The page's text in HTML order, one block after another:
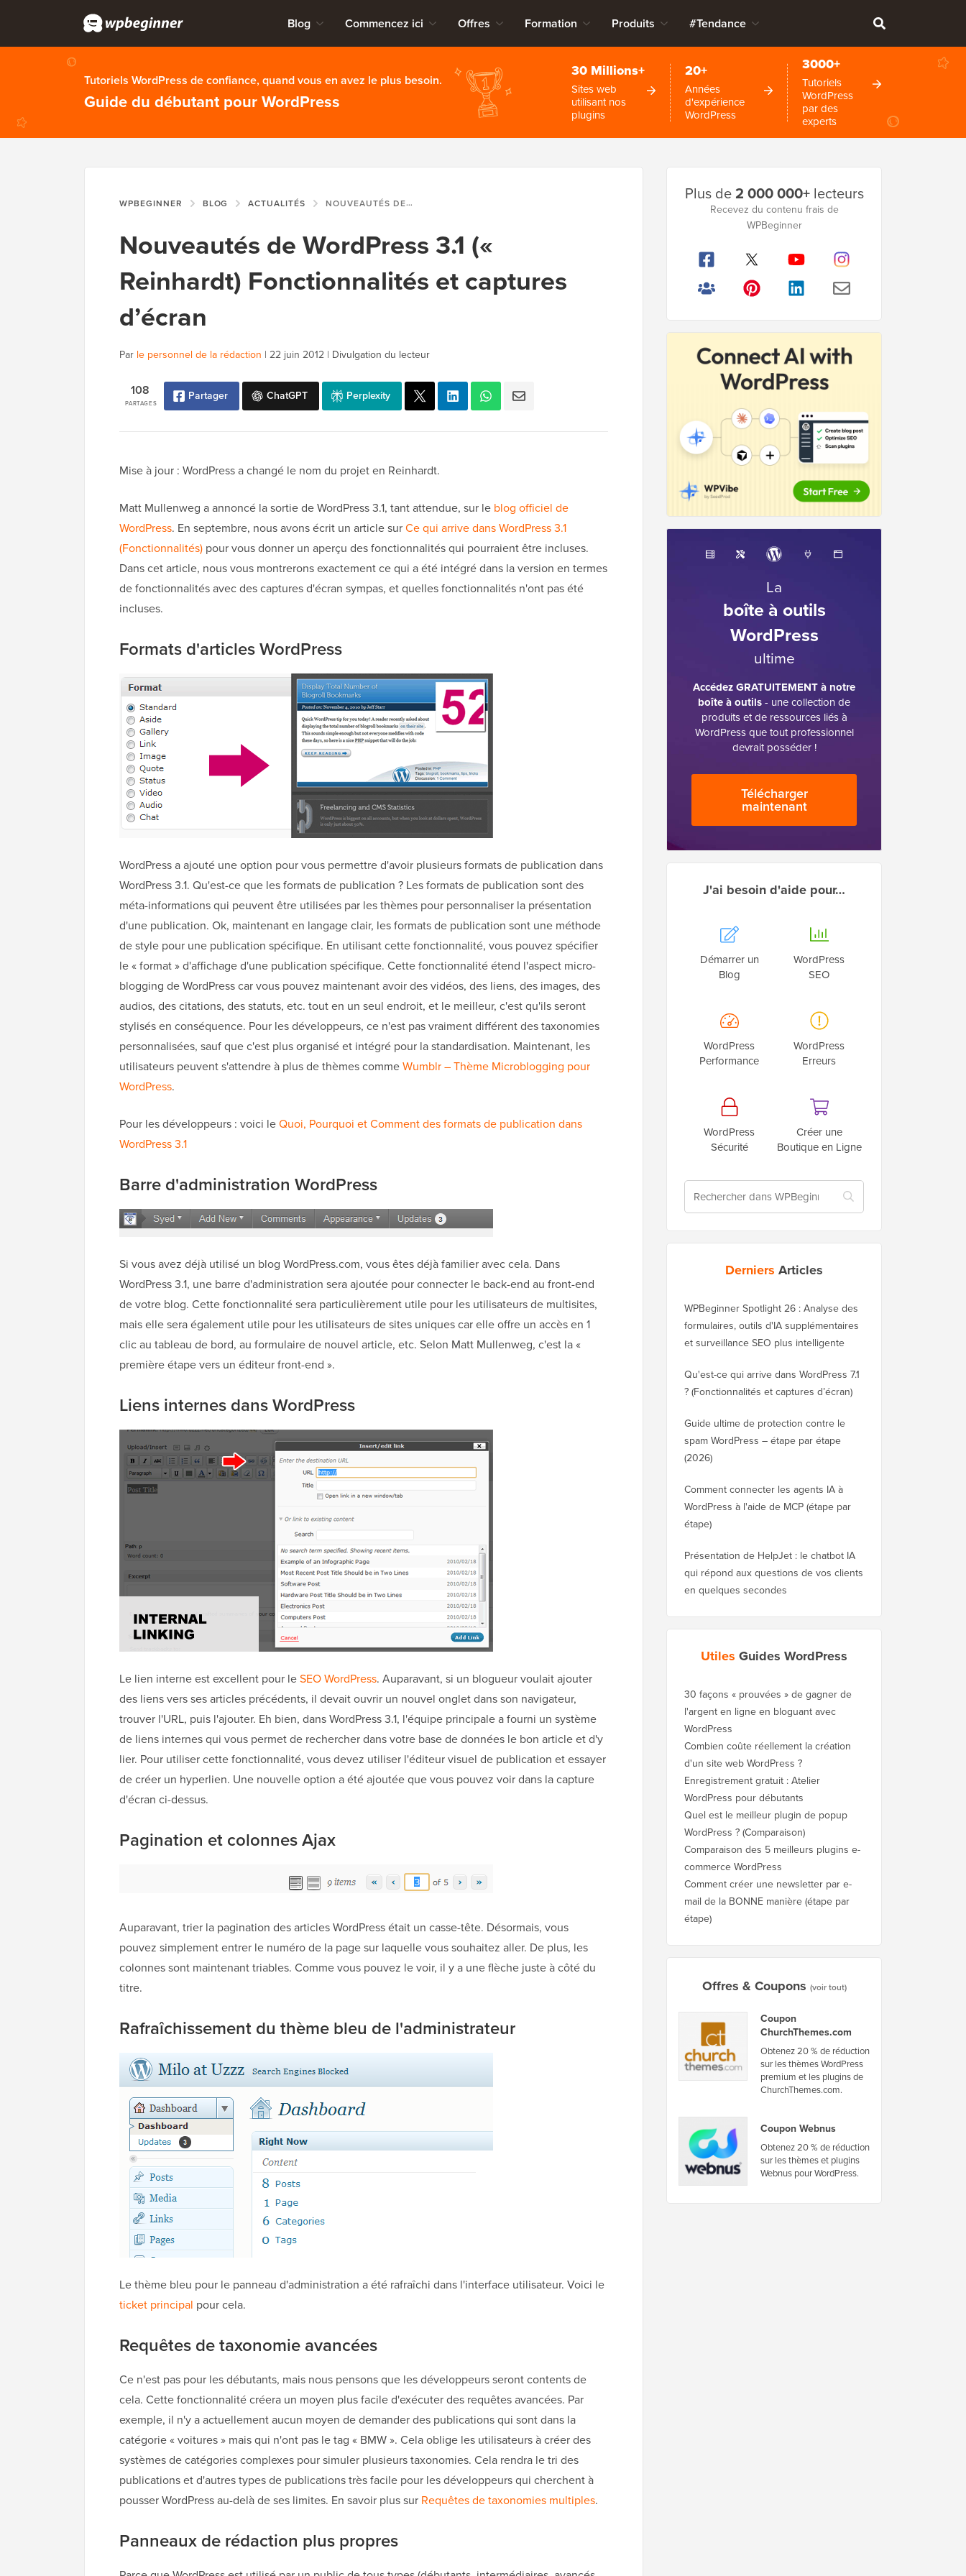
Blog Commencez ici Offres Formation Produits #Tendance
Tutoriels WordPress de confiance, quand vous en avez le plus besoin.
Guide du débutant pour WordPress
30 Millions+
Sites web
utilisant nos
plugins
20+
Années
d'expérience
WordPress
3000+
Tutoriels
WordPress
par des
experts
WPBEGINNER BLOG ACTUALITÉS NOUVEAUTÉS DE WORDPRESS 3.1 (« REINHARDT) FONCTIONNALITÉS ET CAPTURES D’ÉCRAN
Nouveautés de WordPress 3.1 («
Reinhardt) Fonctionnalités et captures
d’écran
Par le personnel de la rédaction | 22 juin 2012 | Divulgation du lecteur
PARTAGES
108 Partager ChatGPT Perplexity
Mise à jour : WordPress a changé le nom du projet en Reinhardt.
Matt Mullenweg a annoncé la sortie de WordPress 3.1, tant attendue, sur le blog officiel de
WordPress. En septembre, nous avons écrit un article surCe qui arrive dans WordPress 3.1
(Fonctionnalités) pour vous donner un aperçu des fonctionnalités qui pourraient être incluses.
Dans cet article, nous vous montrerons exactement ce qui a été intégré dans la version en termes
de fonctionnalités avec des captures d'écran sympas, et quelles fonctionnalités n'ont pas été
incluses.
Formats d'articles WordPress
WordPress a ajouté une option pour vous permettre d'avoir plusieurs formats de publication dans
WordPress 3.1. Qu'est-ce que les formats de publication ? Les formats de publication sont des
méta-informations qui peuvent être utilisées par les thèmes pour personnaliser la présentation
d'une publication. Ok, maintenant en langage clair, les formats de publication sont une méthode
de style pour une publication spécifique. En utilisant cette fonctionnalité, vous pouvez spécifier
le « format » d'affichage d'une publication spécifique. Cette fonctionnalité étend l'aspect micro-
blogging de WordPress car vous pouvez maintenant avoir des vidéos, des liens, des images, des
audios, des citations, des statuts, etc. tout en un seul endroit, et le meilleur, c'est qu'ils seront
stylisés en conséquence. Pour les développeurs, ce n'est pas vraiment différent des taxonomies
personnalisées, sauf que c'est plus organisé et intégré pour la standardisation. Maintenant, les
utilisateurs peuvent s'attendre à plus de thèmes commeWumblr – Thème Microblogging pour
WordPress.
Pour les développeurs : voici leQuoi, Pourquoi et Comment des formats de publication dans
WordPress 3.1
Barre d'administration WordPress
Si vous avez déjà utilisé un blog WordPress.com, vous êtes déjà familier avec cela. Dans
WordPress 3.1, une barre d'administration sera ajoutée pour connecter le back-end au front-end
de votre blog. Cette fonctionnalité sera particulièrement utile pour les utilisateurs de multisites,
mais elle sera également utile pour les utilisateurs de sites uniques car elle offre un accès en 1
clic au tableau de bord, au formulaire de nouvel article, etc. Selon Matt Mullenweg, c'est la «
première étape vers un éditeur front-end ».
Liens internes dans WordPress
Le lien interne est excellent pour leSEO WordPress. Auparavant, si un blogueur voulait ajouter
des liens vers ses articles précédents, il devait ouvrir un nouvel onglet dans son navigateur,
trouver l'URL, puis l'ajouter. Eh bien, dans WordPress 3.1, l'équipe principale a fourni un système
de liens internes qui vous permet de rechercher dans votre base de données le bon article et d'y
lier. Pour utiliser cette fonctionnalité, vous devez utiliser l'éditeur visuel de publication et essayer
de créer un hyperlien. Une nouvelle option a été ajoutée que vous pouvez voir dans la capture
d'écran ci-dessus.
Pagination et colonnes Ajax
Auparavant, trier la pagination des articles WordPress était un casse-tête. Désormais, vous
pouvez simplement entrer le numéro de la page sur laquelle vous souhaitez aller. De plus, les
colonnes sont maintenant triables. Comme vous pouvez le voir, il y a une flèche juste à côté du
titre.
Rafraîchissement du thème bleu de l'administrateur
Le thème bleu pour le panneau d'administration a été rafraîchi dans l'interface utilisateur. Voici le
ticket principal pour cela.
Requêtes de taxonomie avancées
Ce n'est pas pour les débutants, mais nous pensons que les développeurs seront contents de
cela. Cette fonctionnalité créera un moyen plus facile d'exécuter des requêtes avancées. Par
exemple, il n'y a actuellement aucun moyen de demander des publications qui sont dans la
catégorie « voitures » mais qui n'ont pas le tag « BMW ». Cela oblige les utilisateurs à créer des
systèmes de catégories complexes pour simuler plusieurs taxonomies. Cela rendra le tri des
publications et d'autres types de publications très facile pour les développeurs qui cherchent à
pousser WordPress au-delà de ses limites. En savoir plus sur Requêtes de taxonomies multiples.
Panneaux de rédaction plus propres
latérale
Plus de2 000 000+lecteurs
Recevez du contenu frais de
WPBeginner
La
boîte à outils
WordPress
ultime
Accédez GRATUITEMENT à notre
boîte à outils- une collection de
produits et de ressources liés à
WordPress que tout professionnel
devrait posséder !
Télécharger
maintenant
J'ai besoin d'aide pour…
Démarrer un
Blog
WordPress
SEO
WordPress
Performance
WordPress
Erreurs
WordPress
Sécurité
Créer une
Boutique en Ligne
Derniers Articles
WPBeginner Spotlight 26 : Analyse des
formulaires, outils d'IA supplémentaires
et surveillance SEO plus intelligente
Qu'est-ce qui arrive dans WordPress 7.1
? (Fonctionnalités et captures d’écran)
Guide ultime de protection contre le
spam WordPress – étape par étape
(2026)
Comment connecter les agents IA à
WordPress à l'aide de MCP (étape par
étape)
Présentation de HelpJet : le chatbot IA
qui répond aux questions de vos clients
en quelques secondes
Utiles Guides WordPress
30 façons « prouvées » de gagner de
l'argent en ligne en bloguant avec
WordPress
Combien coûte réellement la création
d'un site web WordPress ?
Enregistrement gratuit : Atelier
WordPress pour débutants
Quel est le meilleur plugin de popup
WordPress ? (Comparaison)
Comparaison des 5 meilleurs plugins e-
commerce WordPress
Comment créer une newsletter par e-
mail de la BONNE manière (étape par
étape)
Offres & Coupons (voir tout)
Coupon
ChurchThemes.com
Obtenez 20 % de réduction
sur les thèmes WordPress
premium et les plugins de
ChurchThemes.com.
Coupon Webnus
Obtenez 20 % de réduction
sur les thèmes et plugins
Webnus pour WordPress.